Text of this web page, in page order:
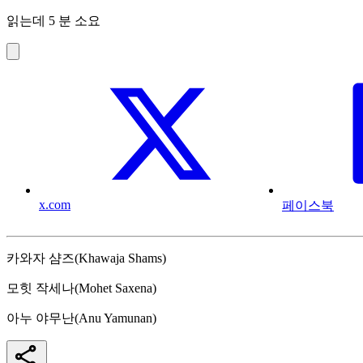
읽는데 5 분 소요
x.com 페이스북
카와자 샴즈(Khawaja Shams)
모힛 작세나(Mohet Saxena)
아누 야무난(Anu Yamunan)